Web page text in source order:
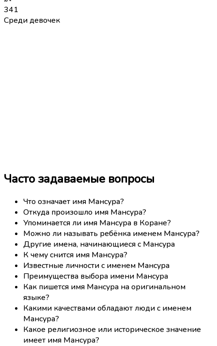
341
Среди девочек
Часто задаваемые вопросы
Что означает имя Мансура?
Откуда произошло имя Мансура?
Упоминается ли имя Мансура в Коране?
Можно ли называть ребёнка именем Мансура?
Другие имена, начинающиеся с Мансура
К чему снится имя Мансура?
Известные личности с именем Мансура
Преимущества выбора имени Мансура
Как пишется имя Мансура на оригинальном
языке?
Какими качествами обладают люди с именем
Мансура?
Какое религиозное или историческое значение
имеет имя Мансура?